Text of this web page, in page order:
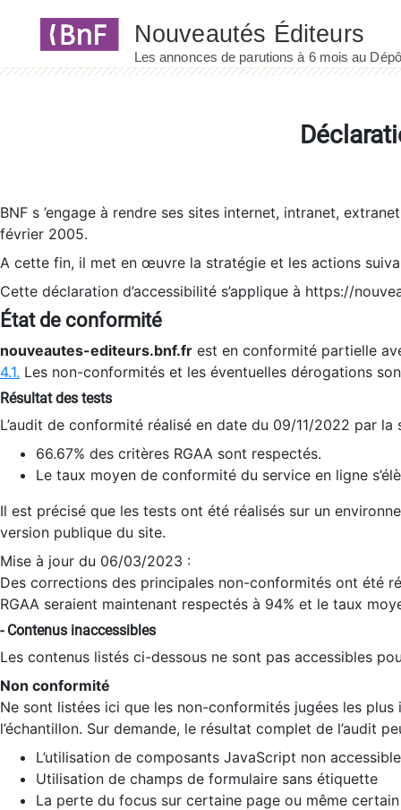
BNF s ’engage à rendre ses sites internet, intranet,
février 2005.
A cette fin, il met en œuvre la stratégie et les actions
Cette déclaration d’accessibilité s’applique à https://
État de conformité
nouveautes-editeurs.bnf.fr est en conformité partielle
4.1. Les non-conformités et les éventuelles dérogations
Résultat des tests
L’audit de conformité réalisé en date du 09/11/2022 par
66.67% des critères RGAA sont respectés.
Le taux moyen de conformité du service en ligne
Il est précisé que les tests ont été réalisés sur un
version publique du site.
Mise à jour du 06/03/2023 :
Des corrections des principales non-conformités ont été
RGAA seraient maintenant respectés à 94% et le taux
- Contenus inaccessibles
Les contenus listés ci-dessous ne sont pas accessibles
Non conformité
Ne sont listées ici que les non-conformités jugées les
l’échantillon. Sur demande, le résultat complet de l’audit
L’utilisation de composants JavaScript non
Utilisation de champs de formulaire sans étiquette
La perte du focus sur certaine page ou même